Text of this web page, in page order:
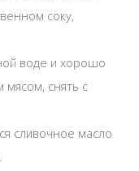
соку,
воде и хорошо
снять с
сливочное масло